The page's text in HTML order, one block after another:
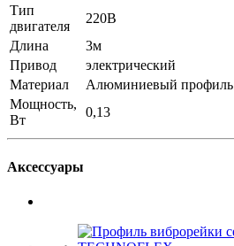
Тип
двигателя
220В
Длина
3м
Привод
электрический
Материал
Алюминиевый профиль
Мощность,
Вт
0,13
Аксессуары